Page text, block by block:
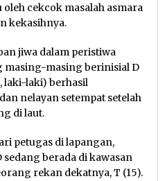
cekcok masalah asmara
kekasihnya.
jiwa dalam peristiwa
masing-masing berinisial D
laki-laki) berhasil
nelayan setempat setelah
di laut.
petugas di lapangan,
berada di kawasan
rekan dekatnya, T (15).